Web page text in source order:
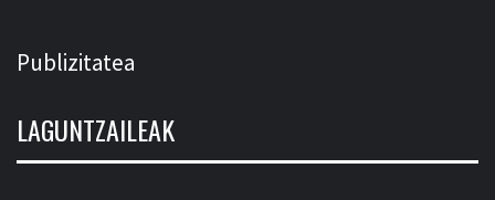
Publizitatea
LAGUNTZAILEAK